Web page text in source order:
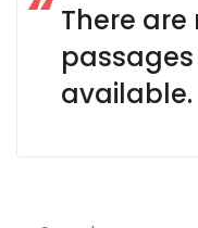
There
available.